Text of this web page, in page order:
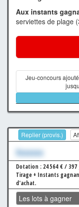
Aux instants
serviettes de plage
Jeu-concours
Replier (provis.)
Xxxxxxx
Dotation : 24 564 € /
Tirage + Instants
d'achat.
Les lots à gagner